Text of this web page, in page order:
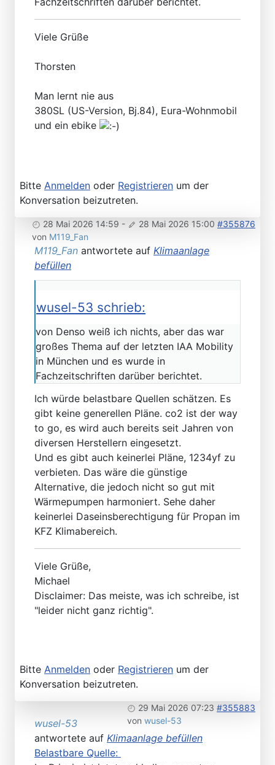
Viele Grüße
Thorsten
Man lernt nie aus
380SL (US-Version, Bj.84), Eura-Wohnmobil
und ein ebike
Bitte Anmelden oder Registrieren um der
Konversation beizutreten.
28 Mai 2026 14:59 - 28 Mai 2026 15:00 #355876
von M119_Fan
M119_Fan antwortete auf Klimaanlage
befüllen
wusel-53 schrieb:
von Denso weiß ich nichts, aber das war
großes Thema auf der letzten IAA Mobility
in München und es wurde in
Fachzeitschriften darüber berichtet.
Ich würde belastbare Quellen schätzen. Es
gibt keine generellen Pläne. co2 ist der way
to go, es wird auch bereits seit Jahren von
diversen Herstellern eingesetzt.
Und es gibt auch keinerlei Pläne, 1234yf zu
verbieten. Das wäre die günstige
Alternative, die jedoch nicht so gut mit
Wärmepumpen harmoniert. Sehe daher
keinerlei Daseinsberechtigung für Propan im
KFZ Klimabereich.
Viele Grüße,
Michael
Disclaimer: Das meiste, was ich schreibe, ist
"leider nicht ganz richtig".
Bitte Anmelden oder Registrieren um der
Konversation beizutreten.
29 Mai 2026 07:23 #355883
von wusel-53
wusel-53
antwortete auf Klimaanlage befüllen
Belastbare Quelle: